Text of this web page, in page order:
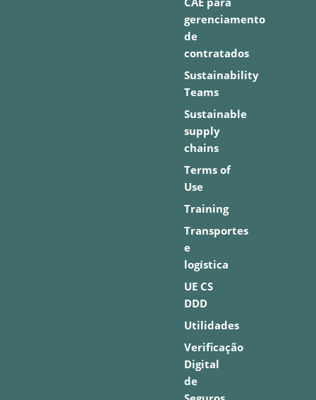
gerenciamento
de
contratados
Sustainability
Teams
Sustainable
supply
chains
Terms of
Use
Training
Transportes
e
logística
UE CS
DDD
Utilidades
Verificação
Digital
de